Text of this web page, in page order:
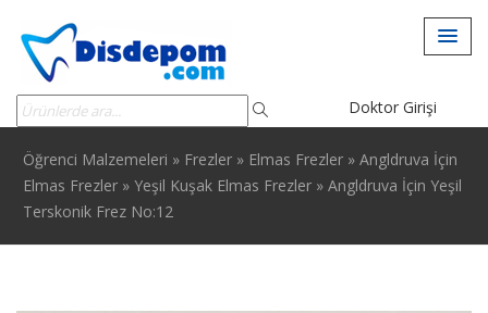
Doktor Girişi
Öğrenci Malzemeleri » Frezler » Elmas Frezler » Angldruva İçin
Elmas Frezler » Yeşil Kuşak Elmas Frezler » Angldruva İçin Yeşil
Terskonik Frez No:12